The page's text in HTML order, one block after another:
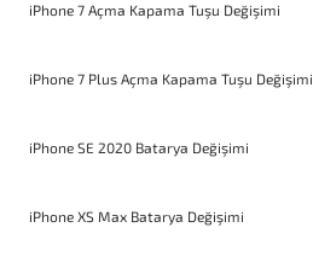
iPhone 7 Açma Kapama Tuşu Değişimi
iPhone 7 Plus Açma Kapama Tuşu Değişimi
iPhone SE 2020 Batarya Değişimi
iPhone XS Max Batarya Değişimi